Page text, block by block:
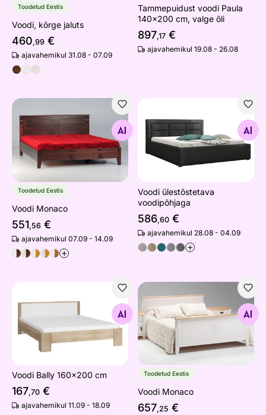
Toodetud Eestis
Voodi, kõrge jaluts
460,99 €
ajavahemikul 31.08 - 07.09
Tammepuidust voodi Paula
140x200 cm, valge õli
897,17 €
ajavahemikul 19.08 - 26.08
Voodi Monaco
Otsi sarnaseid
Toodetud Eestis
Voodi Monaco
551,56 €
ajavahemikul 07.09 - 14.09
+
Voodi ülestõstetava
Otsi sarnaseid
Voodi ülestõstetava
voodipõhjaga
586,60 €
ajavahemikul 28.08 - 04.09
+
Voodi Bally 160x200 cm
Otsi sarnaseid
Voodi Bally 160x200 cm
167,70 €
ajavahemikul 11.09 - 18.09
Voodi Monaco
Otsi sarnaseid
Toodetud Eestis
Voodi Monaco
657,25 €